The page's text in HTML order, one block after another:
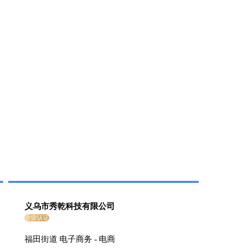
义乌市秀乾科技有限公司
企业认证
福田街道 电子商务 - 电商